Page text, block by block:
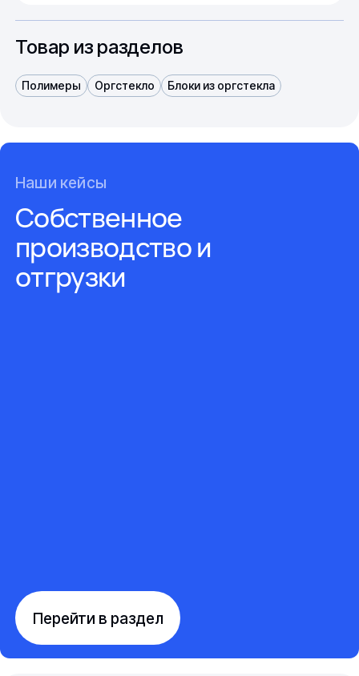
Товар из разделов
Полимеры Оргстекло Блоки из оргстекла
Наши кейсы
Собственное
производство и
отгрузки
Перейти в раздел